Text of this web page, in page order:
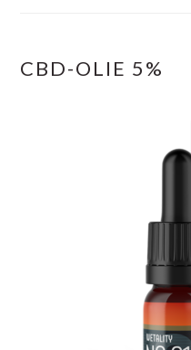
CBD-OLIE 5%